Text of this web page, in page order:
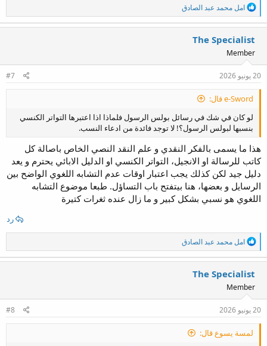
ا
ل
ت
ف
ا
ع
ا
ت
امل محمد عبد الصادق
The Specialist
Member
20 يونيو 2026 #7
e-Sword قال:
لو كان في شك في رسائل بولس الرسول فلماذا اذا اعتبرها التواتر الكنسي
بنسبها لبولس الرسول؟! لا توجد فائدة من ادعاء النسب.
هذا ما يسمى بالفكر النقدي و علم النقد النصي الخاص باصالة كل
كاتب للرسالة او الانجيل، التواتر الكنسي او الدليل الابائي يحترم و يعد
دليل جيد لكن كذلك يجب اعتبار اوقات عدم التشابه اللغوي الواضح بين
الرسايل و بعضها، هنا بيتفتح باب التساؤل. طبعا موضوع التشابه
اللغوي هو نسبي بشكل كبير و ما زال عنده ثغرات كتيرة
رد
ا
ل
ت
ف
ا
ع
ا
ت
امل محمد عبد الصادق
The Specialist
Member
20 يونيو 2026 #8
لمسة يسوع قال: